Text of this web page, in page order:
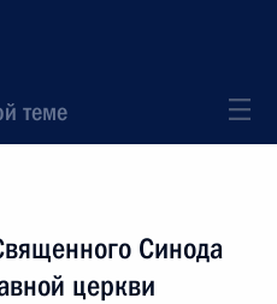
теме
Синода
церкви